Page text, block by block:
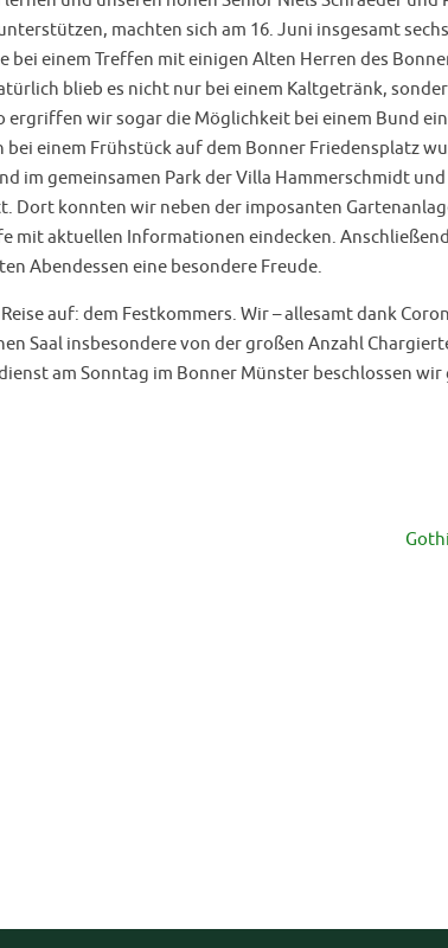
machten sich am 16. Juni insgesamt
bei einem Treffen mit einigen Alten Herren des
blieb es nicht nur bei einem Kaltgetränk,
wir sogar die Möglichkeit bei einem Bund
einem Frühstück auf dem Bonner Friedensplatz
im gemeinsamen Park der Villa Hammerschmidt
Dort konnten wir neben der imposanten
mit aktuellen Informationen eindecken.
Abendessen eine besondere Freude.
auf: dem Festkommers. Wir – allesamt dank
Saal insbesondere von der großen Anzahl
am Sonntag im Bonner Münster beschlossen wir